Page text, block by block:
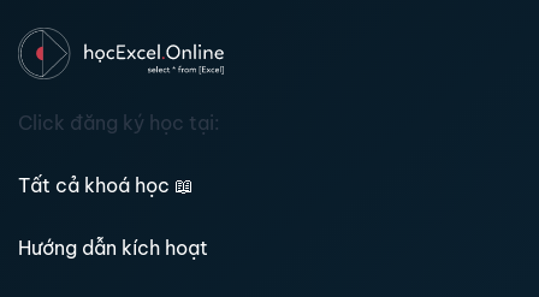
Click đăng ký học tại:
Tất cả khoá học 📖
Hướng dẫn kích hoạt